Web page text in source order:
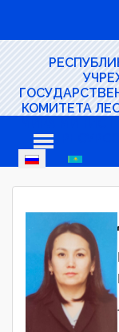
КОМИТЕТА